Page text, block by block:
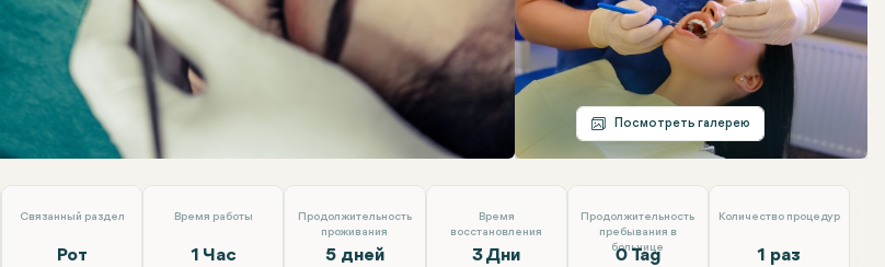
Посмотреть галерею
Связанный раздел
Рот
Время работы
1 Час
Продолжительность
проживания
5 дней
Время
восстановления
3 Дни
Продолжительность
пребывания в
больнице
0 Tag
Количество процедур
1 раз